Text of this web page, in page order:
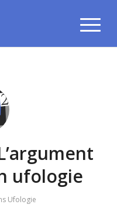
ufologie
Ufologie